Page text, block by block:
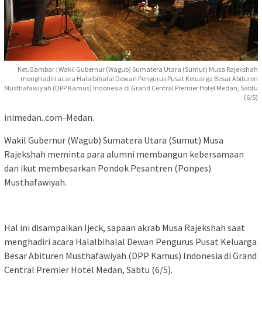
Ket.Gambar : Wakil Gubernur (Wagub) Sumatera Utara (Sumut) Musa Rajekshah
menghadiri acara Halalbihalal Dewan Pengurus Pusat Keluarga Besar Abituren
Musthafawiyah (DPP Kamus) Indonesia di Grand Central Premier Hotel Medan, Sabtu
(6/5)
inimedan..com-Medan.
Wakil Gubernur (Wagub) Sumatera Utara (Sumut) Musa
Rajekshah meminta para alumni membangun kebersamaan
dan ikut membesarkan Pondok Pesantren (Ponpes)
Musthafawiyah.
Hal ini disampaikan Ijeck, sapaan akrab Musa Rajekshah saat
menghadiri acara Halalbihalal Dewan Pengurus Pusat Keluarga
Besar Abituren Musthafawiyah (DPP Kamus) Indonesia di Grand
Central Premier Hotel Medan, Sabtu (6/5).